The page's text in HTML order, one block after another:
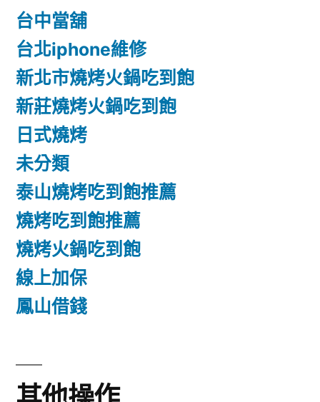
台中當舖
台北iphone維修
新北市燒烤火鍋吃到飽
新莊燒烤火鍋吃到飽
日式燒烤
未分類
泰山燒烤吃到飽推薦
燒烤吃到飽推薦
燒烤火鍋吃到飽
線上加保
鳳山借錢